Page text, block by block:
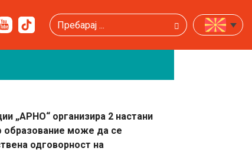
„АРНО“ организира 2 настани
образование може да се
одговорност на